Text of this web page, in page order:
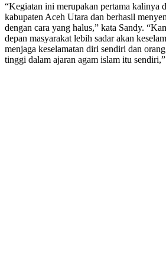
“Kegiatan ini merupakan pertama kalinya
kabupaten Aceh Utara dan berhasil
dengan cara yang halus,” kata Sandy.
depan masyarakat lebih sadar akan
menjaga keselamatan diri sendiri dan
tinggi dalam ajaran agam islam itu